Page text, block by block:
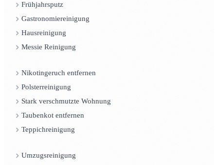
Frühjahrsputz
Gastronomiereinigung
Hausreinigung
Messie Reinigung
Nikotingeruch entfernen
Polsterreinigung
Stark verschmutzte Wohnung
Taubenkot entfernen
Teppichreinigung
Umzugsreinigung